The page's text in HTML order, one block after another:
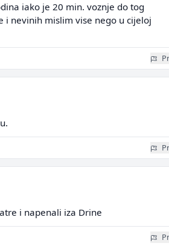
iako je 20 min. voznje do tog
i nevinih mislim vise nego u cijeloj
i napenali iza Drine